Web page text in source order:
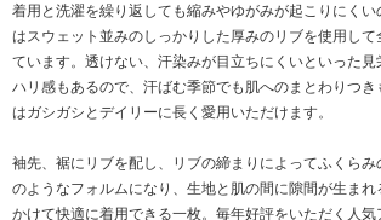
着用と洗濯を繰り返しても縮みやゆがみが起こりにく
はスウェット並みのしっかりした厚みのリブを使用して
ています。透けない、汗染みが目立ちにくいといった見
ハリ感もあるので、汗ばむ季節でも肌へのまとわりつ
はガシガシとデイリーに長く愛用いただけます。
袖先、裾にリブを配し、リブの締まりによってふくらみ
のようなフォルムになり、生地と肌の間に隙間が生ま
かけて快適に着用できる一枚。毎年好評をいただく人気